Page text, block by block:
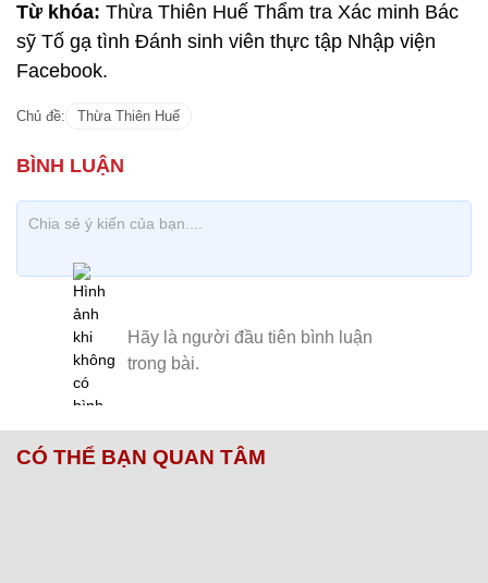
Từ khóa: Thừa Thiên Huế Thẩm tra Xác minh Bác
sỹ Tố gạ tình Đánh sinh viên thực tập Nhập viện
Facebook.
Chủ đề: Thừa Thiên Huế
CÓ THỂ BẠN QUAN TÂM